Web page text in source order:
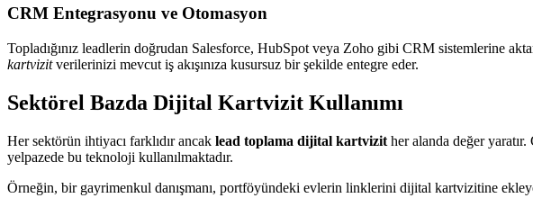
CRM Entegrasyonu ve Otomasyon
Topladığınız leadlerin doğrudan Salesforce, HubSpot veya Zoho gibi CRM sistemlerine
kartvizitverilerinizi mevcut iş akışınıza kusursuz bir şekilde entegre eder.
Sektörel Bazda Dijital Kartvizit Kullanımı
Her sektörün ihtiyacı farklıdır ancak lead toplama dijital kartvizit her alanda değer
yelpazede bu teknoloji kullanılmaktadır.
Örneğin, bir gayrimenkul danışmanı, portföyündeki evlerin linklerini dijital kartvizitine